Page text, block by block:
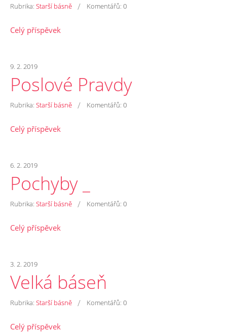
Rubrika: Starší básně / Komentářů: 0
Celý příspěvek
9. 2. 2019
Poslové Pravdy
Rubrika: Starší básně / Komentářů: 0
Celý příspěvek
6. 2. 2019
Pochyby _
Rubrika: Starší básně / Komentářů: 0
Celý příspěvek
3. 2. 2019
Velká báseň
Rubrika: Starší básně / Komentářů: 0
Celý příspěvek